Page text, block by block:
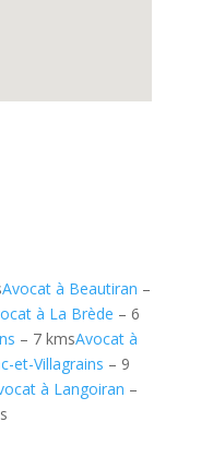
Avocat à Beautiran –
à La Brède – 6
– 7 kmsAvocat à
et-Villagrains – 9
à Langoiran –